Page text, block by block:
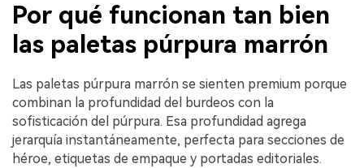
Por qué funcionan tan bien
las paletas púrpura marrón
Las paletas púrpura marrón se sienten premium porque
combinan la profundidad del burdeos con la
sofisticación del púrpura. Esa profundidad agrega
jerarquía instantáneamente, perfecta para secciones de
héroe, etiquetas de empaque y portadas editoriales.